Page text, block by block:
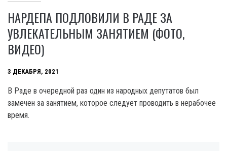
НАРДЕПА ПОДЛОВИЛИ В РАДЕ ЗА
УВЛЕКАТЕЛЬНЫМ ЗАНЯТИЕМ (ФОТО,
ВИДЕО)
3 ДЕКАБРЯ, 2021
В Раде в очередной раз один из народных депутатов был
замечен за занятием, которое следует проводить в нерабочее
время.